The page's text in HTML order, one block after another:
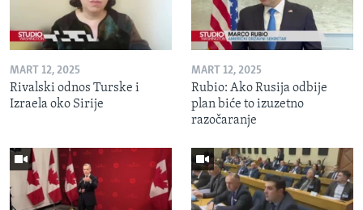
MART 12, 2025
Rivalski odnos Turske i
Izraela oko Sirije
MART 12, 2025
Rubio: Ako Rusija odbije
plan biće to izuzetno
razočaranje